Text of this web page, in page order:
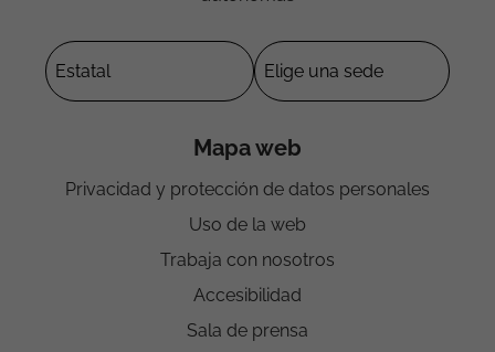
Mapa web
Privacidad y protección de datos personales
Uso de la web
Trabaja con nosotros
Accesibilidad
Sala de prensa